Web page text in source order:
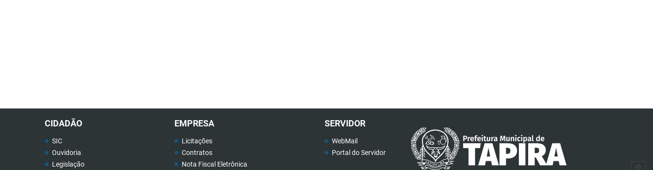
CIDADÃO
SIC
Ouvidoria
Legislação
EMPRESA
Licitações
Contratos
Nota Fiscal Eletrônica
SERVIDOR
WebMail
Portal do Servidor